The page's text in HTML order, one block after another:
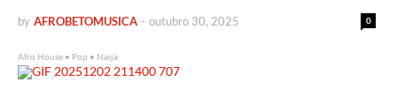
by AFROBETOMUSICA 0
- outubro 30, 2025
Afro House • Pop • Naija